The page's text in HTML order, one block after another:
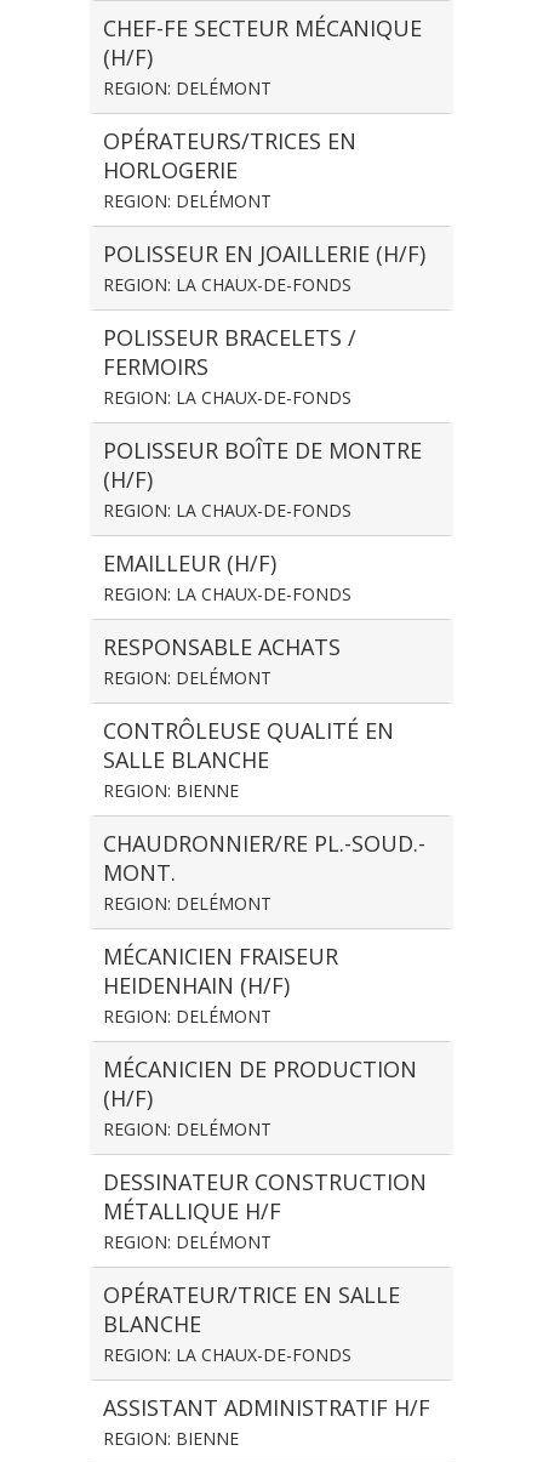
CHEF-FE SECTEUR MÉCANIQUE
(H/F)
REGION: DELÉMONT
OPÉRATEURS/TRICES EN
HORLOGERIE
REGION: DELÉMONT
POLISSEUR EN JOAILLERIE (H/F)
REGION: LA CHAUX-DE-FONDS
POLISSEUR BRACELETS /
FERMOIRS
REGION: LA CHAUX-DE-FONDS
POLISSEUR BOÎTE DE MONTRE
(H/F)
REGION: LA CHAUX-DE-FONDS
EMAILLEUR (H/F)
REGION: LA CHAUX-DE-FONDS
RESPONSABLE ACHATS
REGION: DELÉMONT
CONTRÔLEUSE QUALITÉ EN
SALLE BLANCHE
REGION: BIENNE
CHAUDRONNIER/RE PL.-SOUD.-
MONT.
REGION: DELÉMONT
MÉCANICIEN FRAISEUR
HEIDENHAIN (H/F)
REGION: DELÉMONT
MÉCANICIEN DE PRODUCTION
(H/F)
REGION: DELÉMONT
DESSINATEUR CONSTRUCTION
MÉTALLIQUE H/F
REGION: DELÉMONT
OPÉRATEUR/TRICE EN SALLE
BLANCHE
REGION: LA CHAUX-DE-FONDS
ASSISTANT ADMINISTRATIF H/F
REGION: BIENNE